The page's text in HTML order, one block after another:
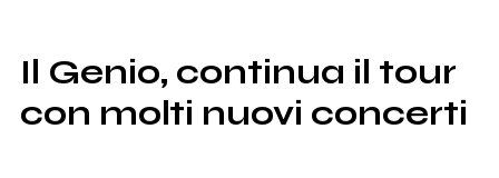
SHOP
RADIO
Il Genio, continua il tour
con molti nuovi concerti